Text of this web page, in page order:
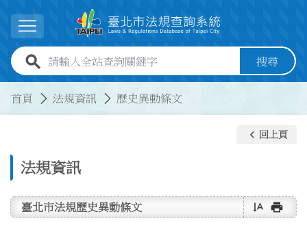
展開選單
全站查詢關鍵字欄位 搜尋
首頁 法規資訊 歷史異動條文
法規資訊
keyboard_arrow_left 回上頁
臺北市法規歷史異動條文 text_rotate_vertical print